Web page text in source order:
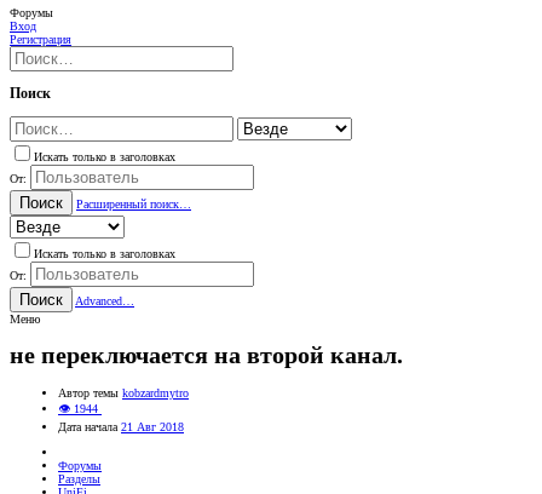
Форумы
Вход
Регистрация
Поиск
Искать только в заголовках
От:
Поиск Расширенный поиск…
Искать только в заголовках
От:
Поиск
Advanced…
Меню
не переключается на второй канал.
Автор темы kobzardmytro
👁 1944
Дата начала 21 Авг 2018
Форумы
Разделы